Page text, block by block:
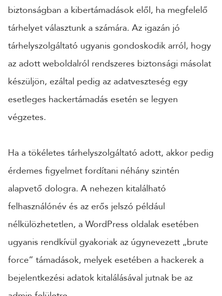
biztonságban a kibertámadások elől, ha megfelelő
tárhelyet választunk a számára. Az igazán jó
tárhelyszolgáltató ugyanis gondoskodik arról, hogy
az adott weboldalról rendszeres biztonsági másolat
készüljön, ezáltal pedig az adatveszteség egy
esetleges hackertámadás esetén se legyen
végzetes.
Ha a tökéletes tárhelyszolgáltató adott, akkor pedig
érdemes figyelmet fordítani néhány szintén
alapvető dologra. A nehezen kitalálható
felhasználónév és az erős jelszó például
nélkülözhetetlen, a WordPress oldalak esetében
ugyanis rendkívül gyakoriak az úgynevezett „brute
force” támadások, melyek esetében a hackerek a
bejelentkezési adatok kitalálásával jutnak be az